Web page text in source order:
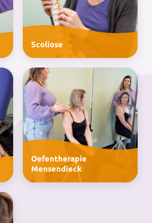
Scoliose
Oefentherapie
Mensendieck